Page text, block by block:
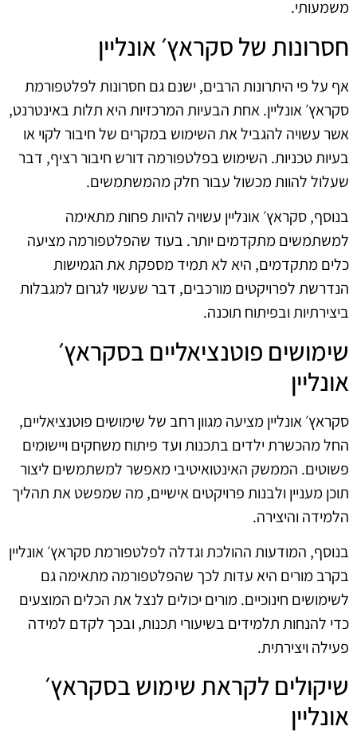
משמעותי.
חסרונות של סקראץ׳ אונליין
אף על פי היתרונות הרבים, ישנם גם חסרונות לפלטפורמת
סקראץ׳ אונליין. אחת הבעיות המרכזיות היא תלות באינטרנט,
אשר עשויה להגביל את השימוש במקרים של חיבור לקוי או
בעיות טכניות. השימוש בפלטפורמה דורש חיבור רציף, דבר
שעלול להוות מכשול עבור חלק מהמשתמשים.
בנוסף, סקראץ׳ אונליין עשויה להיות פחות מתאימה
למשתמשים מתקדמים יותר. בעוד שהפלטפורמה מציעה
כלים מתקדמים, היא לא תמיד מספקת את הגמישות
הנדרשת לפרויקטים מורכבים, דבר שעשוי לגרום למגבלות
ביצירתיות ובפיתוח תוכנה.
שימושים פוטנציאליים בסקראץ׳
אונליין
סקראץ׳ אונליין מציעה מגוון רחב של שימושים פוטנציאליים,
החל מהכשרת ילדים בתכנות ועד פיתוח משחקים ויישומים
פשוטים. הממשק האינטואיטיבי מאפשר למשתמשים ליצור
תוכן מעניין ולבנות פרויקטים אישיים, מה שמפשט את תהליך
הלמידה והיצירה.
בנוסף, המודעות ההולכת וגדלה לפלטפורמת סקראץ׳ אונליין
בקרב מורים היא עדות לכך שהפלטפורמה מתאימה גם
לשימושים חינוכיים. מורים יכולים לנצל את הכלים המוצעים
כדי להנחות תלמידים בשיעורי תכנות, ובכך לקדם למידה
פעילה ויצירתית.
שיקולים לקראת שימוש בסקראץ׳
אונליין